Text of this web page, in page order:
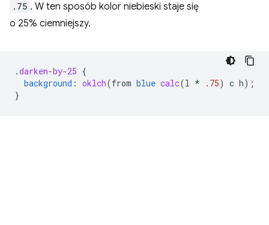
.75 . W ten sposób kolor niebieski staje się
o 25% ciemniejszy.
.darken-by-25 {
background : oklch(from blue calc(l * .75) c h);
}